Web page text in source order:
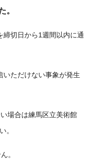
。
締切日から1週間以内に通
ただけない事象が発生
場合は練馬区立美術館
。
。